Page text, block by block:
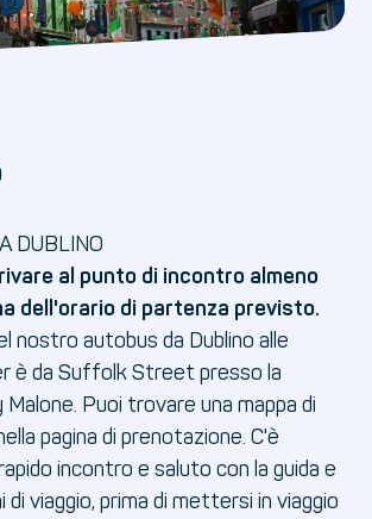
DUBLINO
al punto di incontro almeno
dell'orario di partenza previsto.
nostro autobus da Dublino alle
è da Suffolk Street presso la
Puoi trovare una mappa di
pagina di prenotazione. C'è
incontro e saluto con la guida e
di viaggio, prima di mettersi in viaggio